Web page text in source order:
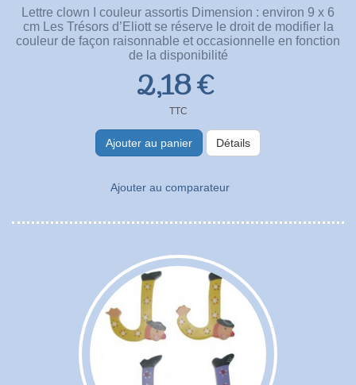
Lettre clown I couleur assortis Dimension : environ 9 x 6
cm Les Trésors d’Eliott se réserve le droit de modifier la
couleur de façon raisonnable et occasionnelle en fonction
de la disponibilité
2,18 €
TTC
Ajouter au panier Détails
Ajouter au comparateur